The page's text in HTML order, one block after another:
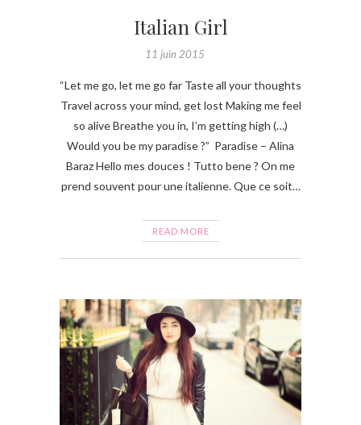
Italian Girl
11 juin 2015
“Let me go, let me go far Taste all your thoughts
Travel across your mind, get lost Making me feel
so alive Breathe you in, I’m getting high (…)
Would you be my paradise ?” Paradise – Alina
Baraz Hello mes douces ! Tutto bene ? On me
prend souvent pour une italienne. Que ce soit…
READ MORE